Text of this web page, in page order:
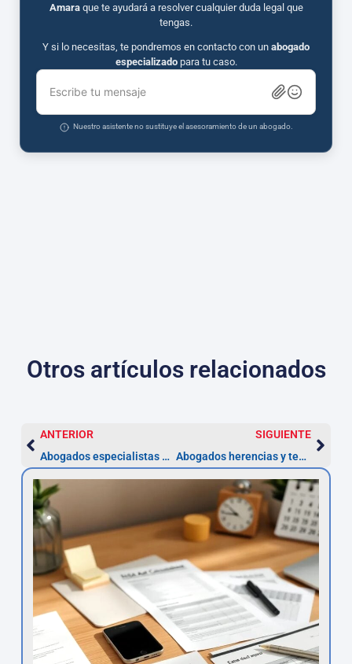
Amaraque te ayudará a resolver cualquier duda legal que
tengas.
Y si lo necesitas, te pondremos en contacto con un abogado
especializadopara tu caso.
Escribe tu mensaje
Nuestro asistente no sustituye el asesoramiento de un abogado.
Otros artículos relacionados
ANTERIOR
Abogados especialistas en telecomunicaciones — Gijón
SIGUIENTE
Abogados herencias y testamentos en Gijón